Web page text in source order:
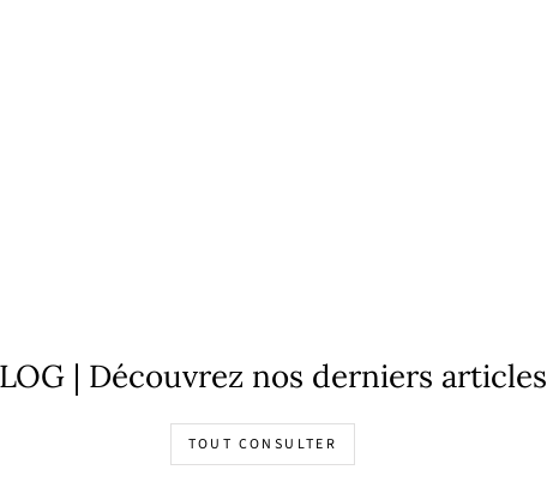
| Découvrez nos derniers articles
TOUT CONSULTER